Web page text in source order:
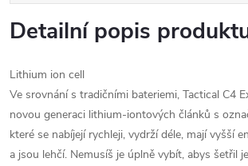
Detailní popis
Lithium ion cell
Ve srovnání s tradičními bateriemi, Tactical C4
novou generaci lithium-iontových článků s
které se nabíjejí rychleji, vydrží déle, mají vyšší
a jsou lehčí. Nemusíš je úplně vybít, abys šetřil